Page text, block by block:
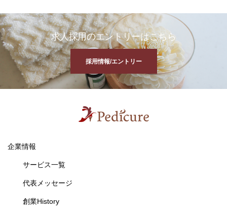
求人採用のエントリーはこちら
採用情報/エントリー
企業情報
サービス一覧
代表メッセージ
創業History